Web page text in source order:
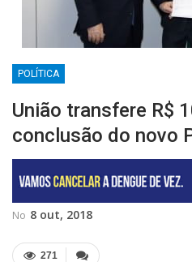
POLÍTICA
União transfere R$
conclusão do novo
No 8 out, 2018
271